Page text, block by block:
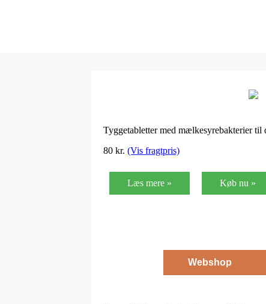
Tyggetabletter med mælkesyrebakterier til
80 kr. (Vis fragtpris)
Læs mere » Køb nu »
Webshop